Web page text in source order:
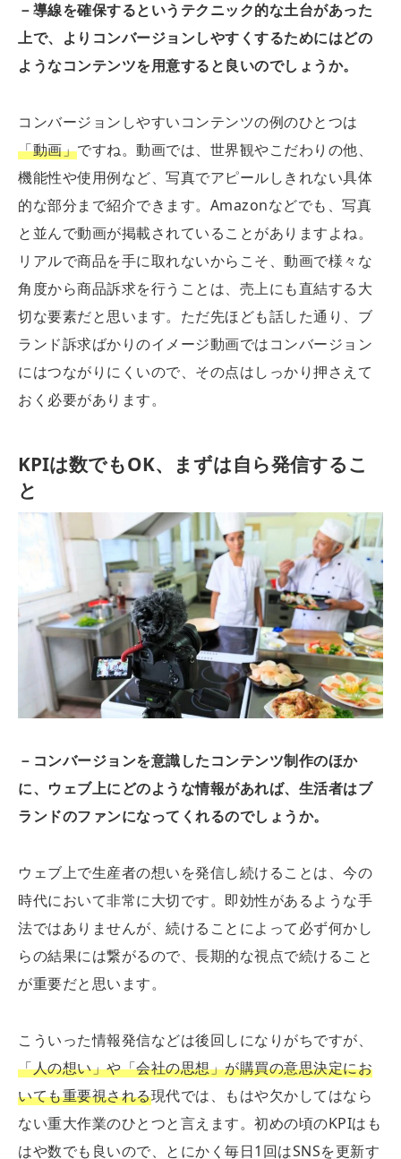
－導線を確保するというテクニック的な土台があった
上で、よりコンバージョンしやすくするためにはどの
ようなコンテンツを用意すると良いのでしょうか。
コンバージョンしやすいコンテンツの例のひとつは
「動画」ですね。動画では、世界観やこだわりの他、
機能性や使用例など、写真でアピールしきれない具体
的な部分まで紹介できます。Amazonなどでも、写真
と並んで動画が掲載されていることがありますよね。
リアルで商品を手に取れないからこそ、動画で様々な
角度から商品訴求を行うことは、売上にも直結する大
切な要素だと思います。ただ先ほども話した通り、ブ
ランド訴求ばかりのイメージ動画ではコンバージョン
にはつながりにくいので、その点はしっかり押さえて
おく必要があります。
KPIは数でもOK、まずは自ら発信するこ
と
－コンバージョンを意識したコンテンツ制作のほか
に、ウェブ上にどのような情報があれば、生活者はブ
ランドのファンになってくれるのでしょうか。
ウェブ上で生産者の想いを発信し続けることは、今の
時代において非常に大切です。即効性があるような手
法ではありませんが、続けることによって必ず何かし
らの結果には繋がるので、長期的な視点で続けること
が重要だと思います。
こういった情報発信などは後回しになりがちですが、
「人の想い」や「会社の思想」が購買の意思決定にお
いても重要視される現代では、もはや欠かしてはなら
ない重大作業のひとつと言えます。初めの頃のKPIはも
はや数でも良いので、とにかく毎日1回はSNSを更新す